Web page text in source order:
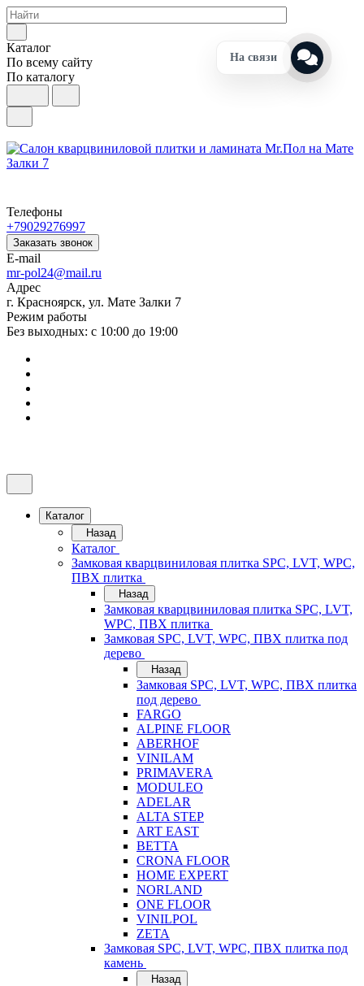
Каталог
По всему сайту
По каталогу
Телефоны
+79029276997
Заказать звонок
E-mail
mr-pol24@mail.ru
Адрес
г. Красноярск, ул. Мате Залки 7
Режим работы
Без выходных: с 10:00 до 19:00
Каталог
Назад
Каталог
Замковая кварцвиниловая плитка SPC, LVT, WPC,
ПВХ плитка
Назад
Замковая кварцвиниловая плитка SPC, LVT,
WPC, ПВХ плитка
Замковая SPC, LVT, WPC, ПВХ плитка под
дерево
Назад
Замковая SPC, LVT, WPC, ПВХ плитка
под дерево
FARGO
ALPINE FLOOR
ABERHOF
VINILAM
PRIMAVERA
MODULEO
ADELAR
ALTA STEP
ART EAST
BETTA
CRONA FLOOR
HOME EXPERT
NORLAND
ONE FLOOR
VINILPOL
ZETA
Замковая SPC, LVT, WPC, ПВХ плитка под
камень
Назад
На связи